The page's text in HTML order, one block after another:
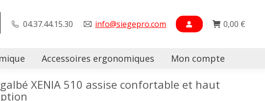
04.37.44.15.30 info@siegepro.com 0,00 €
Accessoires ergonomiques Mon compte
XENIA 510 assise confortable et haut